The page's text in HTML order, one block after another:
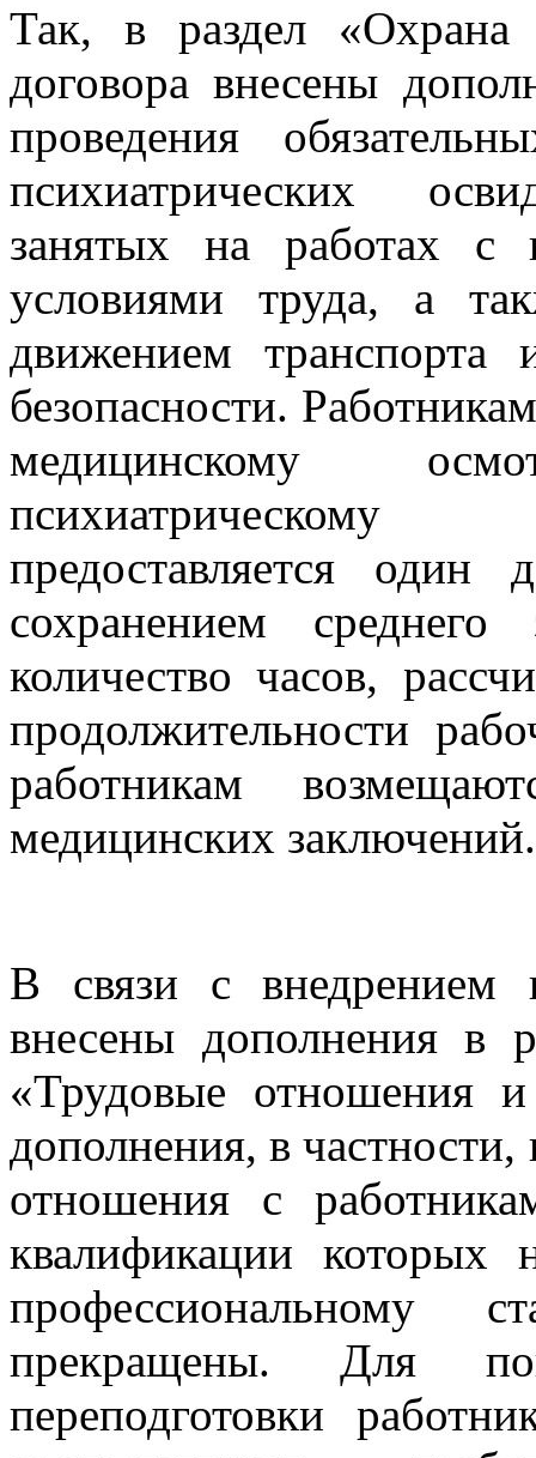
Так, в раздел «Охрана
договора внесены
проведения
психиатрических
занятых на работах
условиями труда, а
движением транспорта
безопасности.
медицинскому
предоставляется
сохранением
количество часов,
продолжительности
работникам
медицинских
В связи с внедрением
внесены дополнения в
«Трудовые отношения и
дополнения, в
отношения с
квалификации которых
профессиональному
прекращены. Для
переподготовки